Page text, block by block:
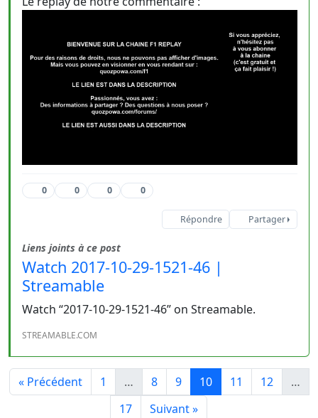
0 0 0 0
Répondre Partager
Liens joints à ce post
Watch 2017-10-29-1521-46 |
Streamable
Watch “2017-10-29-1521-46” on Streamable.
STREAMABLE.COM
« Précédent 1 … 8 9 10 11 12
…
17
Suivant »